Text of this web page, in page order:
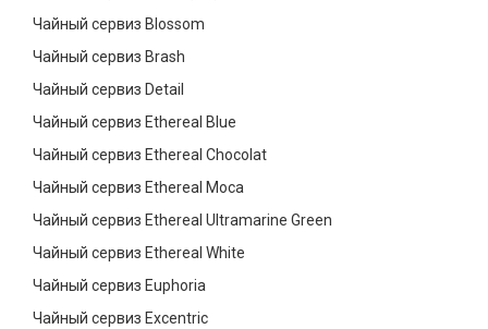
Чайный сервиз Blossom
Чайный сервиз Brash
Чайный сервиз Detail
Чайный сервиз Ethereal Blue
Чайный сервиз Ethereal Chocolat
Чайный сервиз Ethereal Moca
Чайный сервиз Ethereal Ultramarine Green
Чайный сервиз Ethereal White
Чайный сервиз Euphoria
Чайный сервиз Excentric